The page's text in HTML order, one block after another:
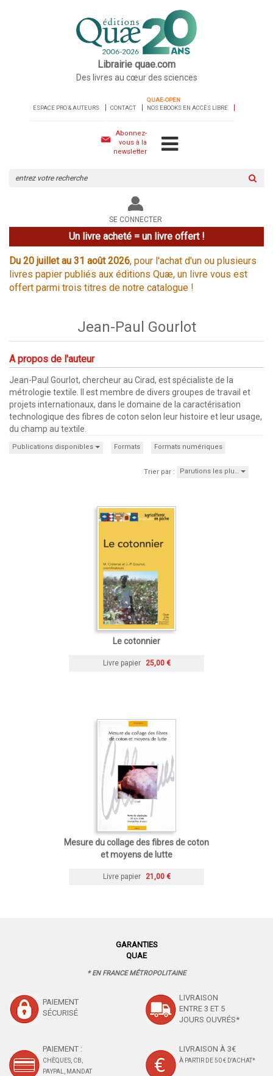
Librairie quae.com
Des livres au cœur des sciences
ESPACE PRO & AUTEURS CONTACT
QUAE-OPEN
NOS EBOOKS EN ACCÈS LIBRE
Abonnez-
vous à la
newsletter
le
site
SE CONNECTER
Un livre acheté = un livre offert !
Du 20 juillet au 31 août 2026, pour l'achat d'un ou plusieurs
livres papier publiés aux éditions Quæ, un livre vous est
offert parmi trois titres de notre catalogue !
Jean-Paul Gourlot
A propos de l'auteur
Jean-Paul Gourlot, chercheur au Cirad, est spécialiste de la
métrologie textile. Il est membre de divers groupes de travail et
projets internationaux, dans le domaine de la caractérisation
technologique des fibres de coton selon leur histoire et leur usage,
du champ au textile.
Publications disponibles Formats Formats numériques
Trier par : Parutions les plu…
Le cotonnier
Livre papier 25,00 €
Mesure du collage des fibres de coton
et moyens de lutte
Livre papier 21,00 €
GARANTIES
QUAE
* EN FRANCE MÉTROPOLITAINE
PAIEMENT
SÉCURISÉ
LIVRAISON
ENTRE 3 ET 5
JOURS OUVRÉS*
PAIEMENT :
CHÈQUES, CB,
PAYPAL, MANDAT
LIVRAISON À 3€
À PARTIR DE 50 € D'ACHAT*